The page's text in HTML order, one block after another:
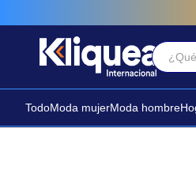
¿Qué
TodoModa mujerModa hombre
2.